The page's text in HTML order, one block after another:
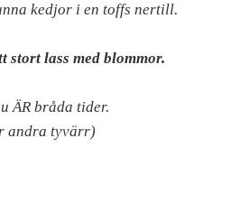
kedjor i en toffs nertill.
stort lass med blommor.
ÄR bråda tider.
andra tyvärr)